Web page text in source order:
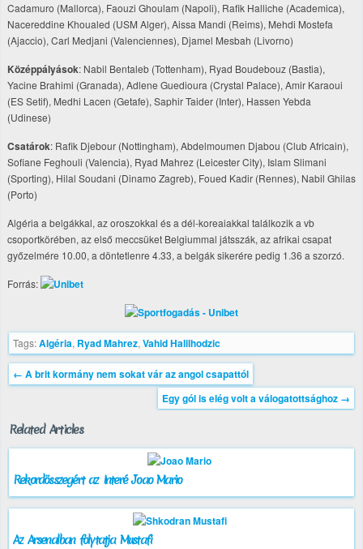
Cadamuro (Mallorca), Faouzi Ghoulam (Napoli), Rafik Halliche (Academica),
Nacereddine Khoualed (USM Alger), Aissa Mandi (Reims), Mehdi Mostefa
(Ajaccio), Carl Medjani (Valenciennes), Djamel Mesbah (Livorno)
Középpályások: Nabil Bentaleb (Tottenham), Ryad Boudebouz (Bastia),
Yacine Brahimi (Granada), Adlene Guedioura (Crystal Palace), Amir Karaoui
(ES Setif), Medhi Lacen (Getafe), Saphir Taider (Inter), Hassen Yebda
(Udinese)
Csatárok: Rafik Djebour (Nottingham), Abdelmoumen Djabou (Club Africain),
Sofiane Feghouli (Valencia), Ryad Mahrez (Leicester City), Islam Slimani
(Sporting), Hilal Soudani (Dinamo Zagreb), Foued Kadir (Rennes), Nabil Ghilas
(Porto)
Algéria a belgákkal, az oroszokkal és a dél-koreaiakkal találkozik a vb
csoportkörében, az első meccsüket Belgiummal játsszák, az afrikai csapat
győzelmére 10.00, a döntetlenre 4.33, a belgák sikerére pedig 1.36 a szorzó.
Forrás:
Tags:Algéria, Ryad Mahrez, Vahid Halilhodzic
← A brit kormány nem sokat vár az angol csapattól
Egy gól is elég volt a válogatottsághoz →
Related Articles
Rekordösszegért az Interé Joao Mario
Az Arsenalban folytatja Mustafi